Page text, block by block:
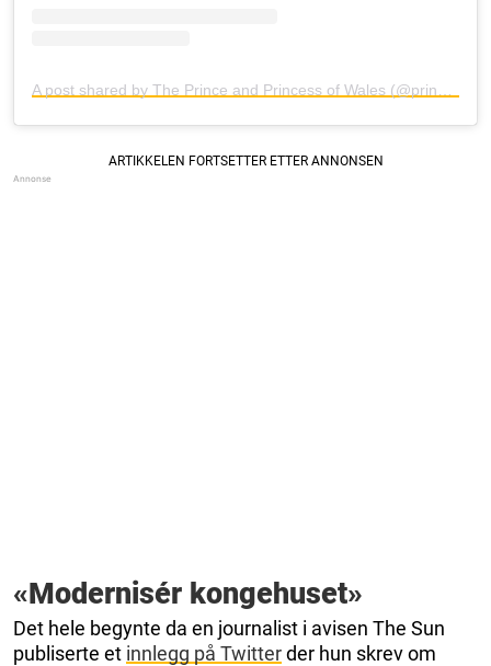
«Modernisér kongehuset»
Det hele begynte da en journalist i avisen The Sun
publiserte et innlegg på Twitterder hun skrev om